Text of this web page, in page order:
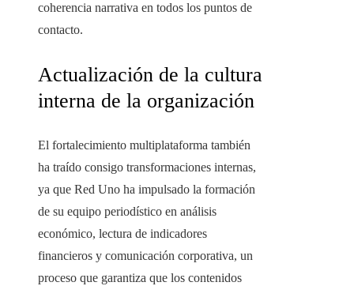
coherencia narrativa en todos los puntos de
contacto.
Actualización de la cultura
interna de la organización
El fortalecimiento multiplataforma también
ha traído consigo transformaciones internas,
ya que Red Uno ha impulsado la formación
de su equipo periodístico en análisis
económico, lectura de indicadores
financieros y comunicación corporativa, un
proceso que garantiza que los contenidos